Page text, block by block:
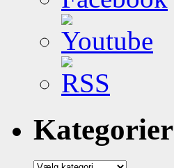
Kategorier
Kategorier